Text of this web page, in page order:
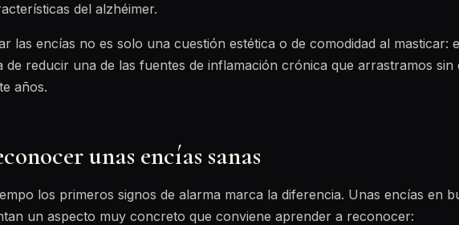
del alzhéimer.
las encías no es solo una cuestión estética o de comodidad al masticar:
de reducir una de las fuentes de inflamación crónica que arrastramos sin
años.
unas encías sanas
los primeros signos de alarma marca la diferencia. Unas encías en
un aspecto muy concreto que conviene aprender a reconocer: